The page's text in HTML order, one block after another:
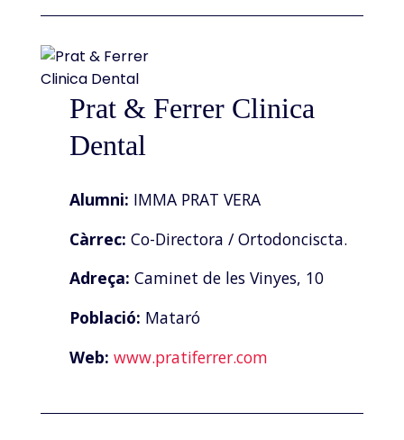
Prat & Ferrer Clinica
Dental
Alumni: IMMA PRAT VERA
Càrrec: Co-Directora / Ortodonciscta.
Adreça: Caminet de les Vinyes, 10
Població: Mataró
Web: www.pratiferrer.com